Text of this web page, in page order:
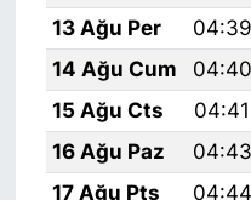
13 Ağu Per
04:39
14 Ağu Cum
04:40
15 Ağu Cts
04:41
16 Ağu Paz
04:43
17 Ağu Pts
04:44